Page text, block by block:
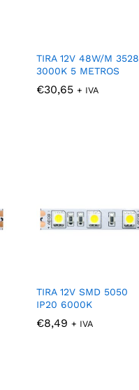
TIRA 12V 48W/M 3528
3000K 5 METROS
€30,65 + IVA
€30,65
TIRA 12V SMD 5050
IP20 6000K
€8,49 + IVA
€8,49